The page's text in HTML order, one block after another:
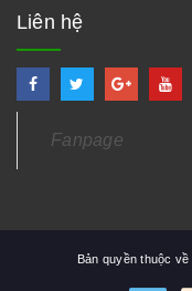
Liên hệ
Fanpage
Bản quyền thuộc về